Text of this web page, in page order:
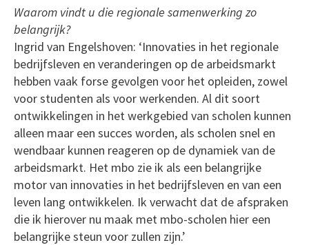
Waarom vindt u die regionale samenwerking zo
belangrijk?
Ingrid van Engelshoven: ‘Innovaties in het regionale
bedrijfsleven en veranderingen op de arbeidsmarkt
hebben vaak forse gevolgen voor het opleiden, zowel
voor studenten als voor werkenden. Al dit soort
ontwikkelingen in het werkgebied van scholen kunnen
alleen maar een succes worden, als scholen snel en
wendbaar kunnen reageren op de dynamiek van de
arbeidsmarkt. Het mbo zie ik als een belangrijke
motor van innovaties in het bedrijfsleven en van een
leven lang ontwikkelen. Ik verwacht dat de afspraken
die ik hierover nu maak met mbo-scholen hier een
belangrijke steun voor zullen zijn.’